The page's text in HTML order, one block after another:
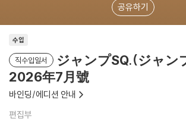
공유하기
수입
직수입일서
ジャンプSQ.(ジャン
2026年7月號
바인딩/에디션 안내
편집부